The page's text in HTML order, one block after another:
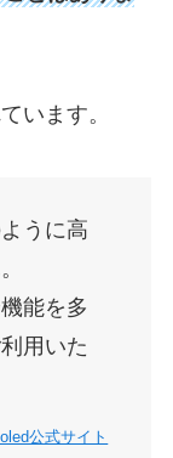
います。
うに高
能を多
用いた
公式サイト